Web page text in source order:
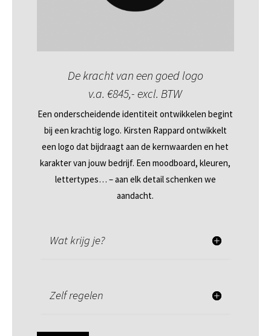
De kracht van een goed logo
v.a. €845,- excl. BTW
Een onderscheidende identiteit ontwikkelen begint
bij een krachtig logo. Kirsten Rappard ontwikkelt
een logo dat bijdraagt aan de kernwaarden en het
karakter van jouw bedrijf. Een moodboard, kleuren,
lettertypes… – aan elk detail schenken we
aandacht.
Wat krijg je?
Zelf regelen